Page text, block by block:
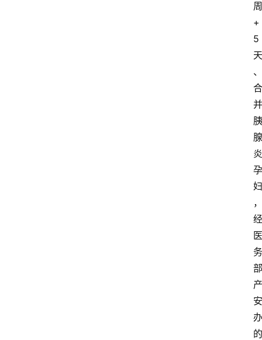
周
+
5
天
、
合
并
胰
腺
炎
孕
妇
，
经
医
务
部
产
安
办
的